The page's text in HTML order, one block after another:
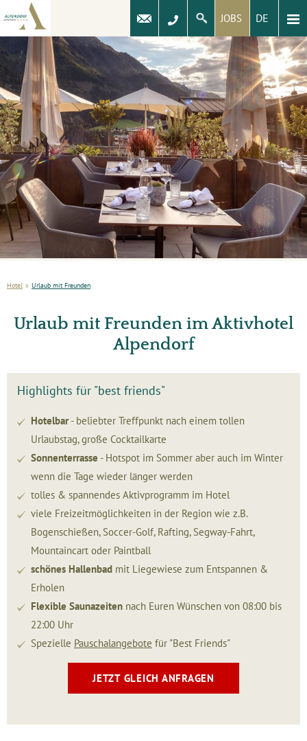
JOBS DE
Hotel » Urlaub mit Freunden
Urlaub mit Freunden im Aktivhotel
Alpendorf
Highlights für "best friends"
Hotelbar- beliebter Treffpunkt nach einem tollen
Urlaubstag, große Cocktailkarte
Sonnenterrasse - Hotspot im Sommer aber auch im Winter
wenn die Tage wieder länger werden
tolles & spannendes Aktivprogramm im Hotel
viele Freizeitmöglichkeiten in der Region wie z.B.
Bogenschießen, Soccer-Golf, Rafting, Segway-Fahrt,
Mountaincart oder Paintball
schönes Hallenbad mit Liegewiese zum Entspannen &
Erholen
Flexible Saunazeiten nach Euren Wünschen von 08:00 bis
22:00 Uhr
Spezielle Pauschalangebote für "Best Friends"
JETZT GLEICH ANFRAGEN